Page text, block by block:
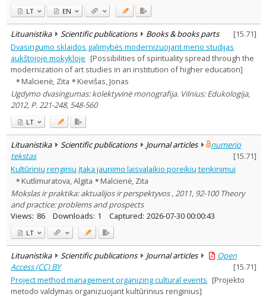
LT EN
Lituanistika Scientific publications Books & books parts [15.71]
Dvasingumo sklaidos galimybės modernizuojant meno studijas
aukštojoje mokykloje [Possibilities of spirituality spread through the
modernization of art studies in an institution of higher education]
Malcienė, Zita
Kievišas, Jonas
Ugdymo dvasingumas: kolektyvinė monografija. Vilnius: Edukologija,
2012, P. 221-248, 548-560
LT
Lituanistika Scientific publications Journal articles
numerio
tekstas
[15.71]
Kultūrinių renginių įtaka jaunimo laisvalaikio poreikių tenkinimui
Kutlimuratova, Algita
Malcienė, Zita
Mokslas ir praktika: aktualijos ir perspektyvos , 2011, 92-100 Theory
and practice: problems and prospects
Views: 86 Downloads: 1 Captured: 2026-07-30 00:00:43
LT
Lituanistika Scientific publications Journal articles
Open
Access (CC) BY
[15.71]
Project method management organizing cultural events [Projekto
metodo valdymas organizuojant kultūrinius renginius]